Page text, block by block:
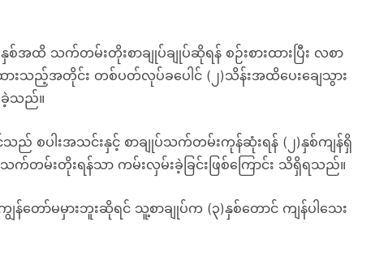
ထိ သက်တမ်းတိုးစာချုပ်ချုပ်ဆိုရန် စဉ်းစားထားပြီး လစာ
ားသည့်အတိုင်း တစ်ပတ်လုပ်ခပေါင် (၂)သိန်းအထိပေးချေသွား
ခဲ့သည်။
စပါးအသင်းနှင့် စာချုပ်သက်တမ်းကုန်ဆုံးရန် (၂)နှစ်ကျန်ရှိ
သက်တမ်းတိုးရန်သာ ကမ်းလှမ်းခဲ့ခြင်းဖြစ်ကြောင်း သိရှိရသည်။
ော်မမှားဘူးဆိုရင် သူ့စာချုပ်က (၃)နှစ်တောင် ကျန်ပါသေး